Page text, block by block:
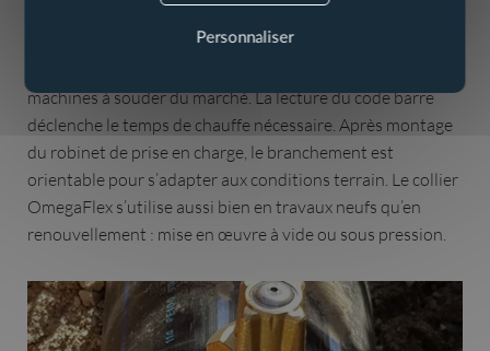
rapide : aucun boulon ni vis à serrer avant l’opération de
machines à souder du marché. La lecture du code barre
déclenche le temps de chauffe nécessaire. Après montage
du robinet de prise en charge, le branchement est
orientable pour s’adapter aux conditions terrain. Le collier
OmegaFlex s’utilise aussi bien en travaux neufs qu’en
renouvellement : mise en œuvre à vide ou sous pression.
Personnaliser